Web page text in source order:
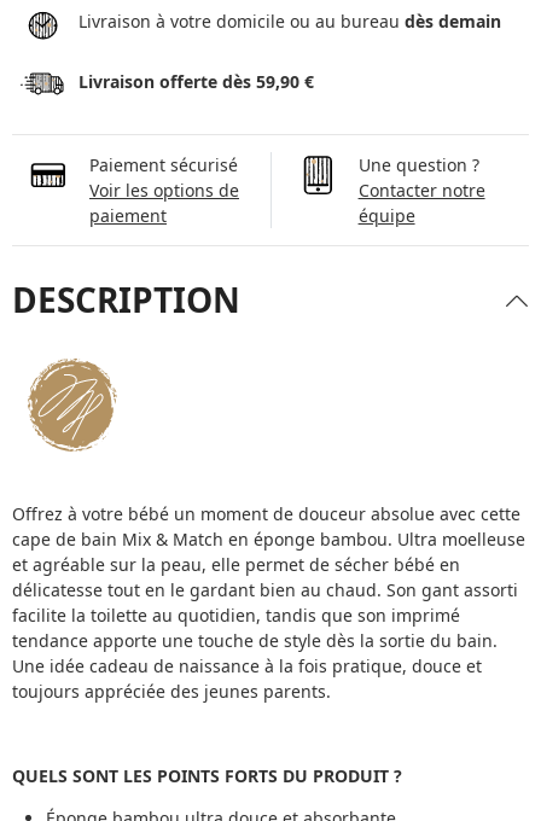
Livraison à votre domicile ou au bureau dès demain
Livraison offerte dès 59,90 €
Paiement sécurisé
Voir les options de
paiement
Une question ?
Contacter notre
équipe
DESCRIPTION
Offrez à votre bébé un moment de douceur absolue avec cette
cape de bain Mix & Match en éponge bambou. Ultra moelleuse
et agréable sur la peau, elle permet de sécher bébé en
délicatesse tout en le gardant bien au chaud. Son gant assorti
facilite la toilette au quotidien, tandis que son imprimé
tendance apporte une touche de style dès la sortie du bain.
Une idée cadeau de naissance à la fois pratique, douce et
toujours appréciée des jeunes parents.
QUELS SONT LES POINTS FORTS DU PRODUIT ?